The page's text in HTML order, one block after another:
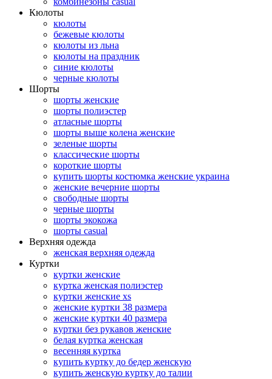
Кюлоты
кюлоты
бежевые кюлоты
кюлоты из льна
кюлоты на праздник
синие кюлоты
черные кюлоты
Шорты
шорты женские
шорты полиэстер
атласные шорты
шорты выше колена женские
зеленые шорты
классические шорты
короткие шорты
купить шорты костюмка женские украина
женские вечерние шорты
свободные шорты
черные шорты
шорты экокожа
шорты casual
Верхняя одежда
женская верхняя одежда
Куртки
куртки женские
куртка женская полиэстер
куртки женские xs
женские куртки 38 размера
женские куртки 40 размера
куртки без рукавов женские
белая куртка женская
весенняя куртка
купить куртку до бедер женскую
купить женскую куртку до талии